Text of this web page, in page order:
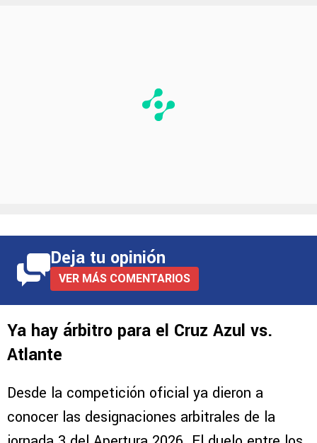
Deja tu opinión
VER MÁS COMENTARIOS
Ya hay árbitro para el Cruz Azul vs.
Atlante
Desde la competición oficial ya dieron a
conocer las designaciones arbitrales de la